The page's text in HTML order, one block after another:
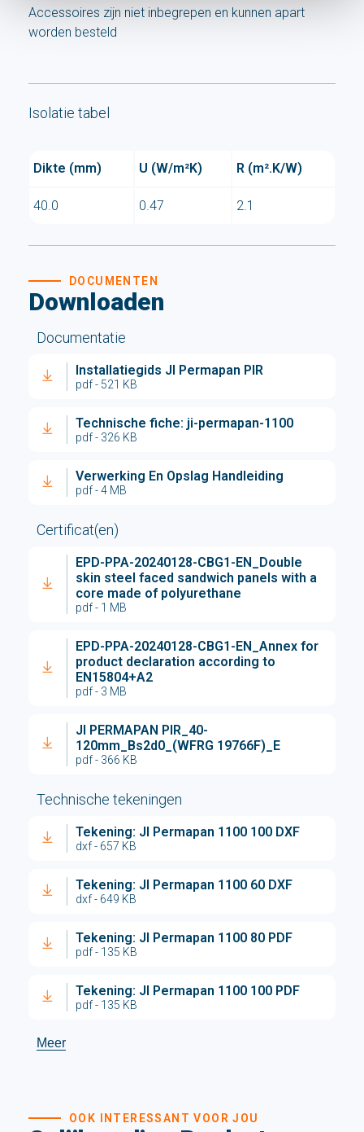
Accessoires zijn niet inbegrepen en kunnen apart
worden besteld
Isolatie tabel
Dikte (mm) U (W/m²K) R (m².K/W)
40.0 0.47 2.1
Downloaden
DOCUMENTEN
Documentatie
Installatiegids JI Permapan PIR
pdf - 521 KB
Technische fiche: ji-permapan-1100
pdf - 326 KB
Verwerking En Opslag Handleiding
pdf - 4 MB
Certificat(en)
EPD-PPA-20240128-CBG1-EN_Double
skin steel faced sandwich panels with a
core made of polyurethane
pdf - 1 MB
EPD-PPA-20240128-CBG1-EN_Annex for
product declaration according to
EN15804+A2
pdf - 3 MB
JI PERMAPAN PIR_40-
120mm_Bs2d0_(WFRG 19766F)_E
pdf - 366 KB
Technische tekeningen
Tekening: JI Permapan 1100 100 DXF
dxf - 657 KB
Tekening: JI Permapan 1100 60 DXF
dxf - 649 KB
Tekening: JI Permapan 1100 80 PDF
pdf - 135 KB
Tekening: JI Permapan 1100 100 PDF
pdf - 135 KB
Meer
OOK INTERESSANT VOOR JOU